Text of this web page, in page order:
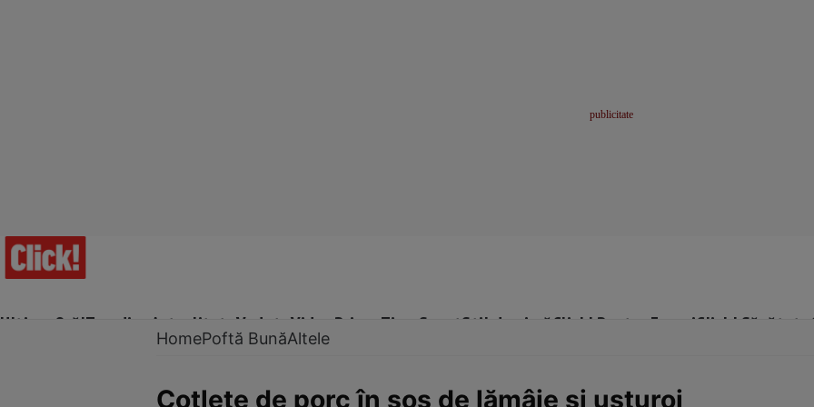
Ultima Oră!Trending Actualitate Vedete Video Prime Time SportStil de viațăClick! Pentru FemeiClick! Sănătate
HomePoftă BunăAltele
Cotlete de porc în sos de lămâie şi usturoi